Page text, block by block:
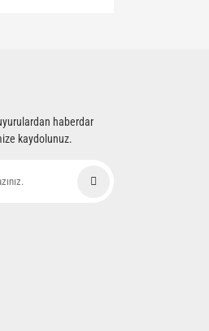
haberdar
kaydolunuz.